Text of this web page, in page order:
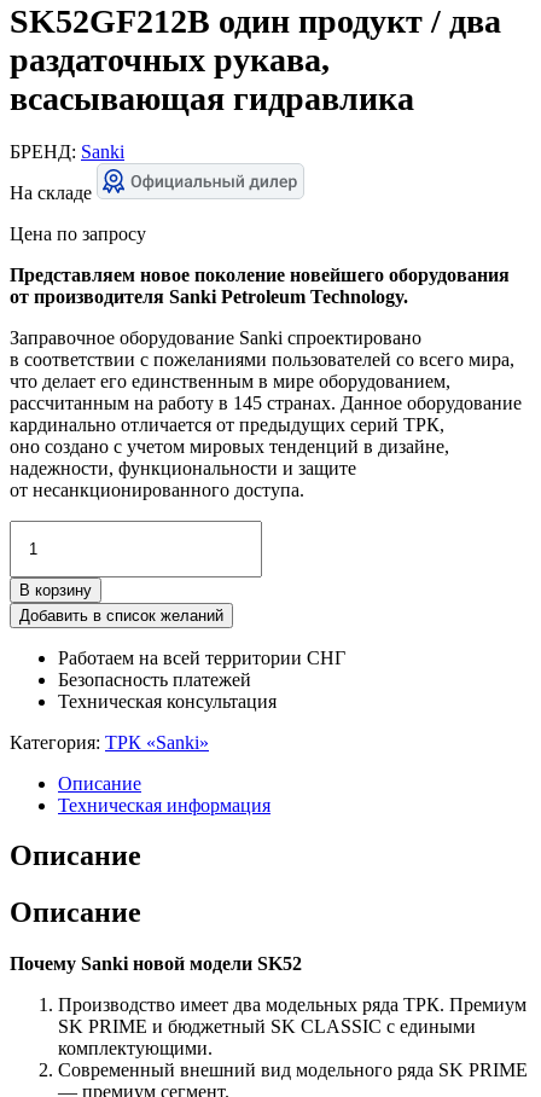
SK52GF212B один продукт / два
раздаточных рукава,
всасывающая гидравлика
БРЕНД: Sanki
На складе
Цена по запросу
Представляем новое поколение новейшего оборудования
от производителя Sanki Petroleum Technology.
Заправочное оборудование Sanki спроектировано
в соответствии с пожеланиями пользователей со всего мира,
что делает его единственным в мире оборудованием,
рассчитанным на работу в 145 странах. Данное оборудование
кардинально отличается от предыдущих серий ТРК,
оно создано с учетом мировых тенденций в дизайне,
надежности, функциональности и защите
от несанкционированного доступа.
товара
SK52GF212B
один
продукт
раздаточных
рукава,
гидравлика
В корзину
Добавить в список желаний
Работаем на всей территории СНГ
Безопасность платежей
Техническая консультация
Категория: ТРК «Sanki»
Описание
Техническая информация
Описание
Описание
Почему Sanki новой модели SK52
Производство имеет два модельных ряда ТРК. Премиум
SK PRIME и бюджетный SK CLASSIC с едиными
комплектующими.
Современный внешний вид модельного ряда SK PRIME
— премиум сегмент.